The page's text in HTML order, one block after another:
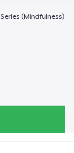
(Mindfulness)